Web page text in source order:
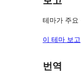
테마가 주요
이 테마 보고
번역